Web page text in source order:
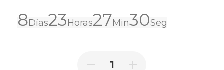
8Días23Horas27Min30Seg